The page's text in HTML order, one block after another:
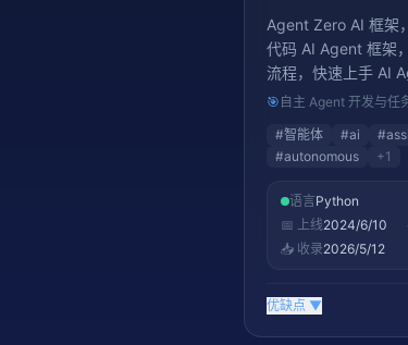
Agent Zero AI 框架
代码 AI Agent 框架
流程，快速上手 AI
🎯 自主 Agent 开发与任
#智能体 #ai #
#autonomous +1
语言Python
📅 上线2024/6/10
📥 收录2026/5/12
优缺点 ▼